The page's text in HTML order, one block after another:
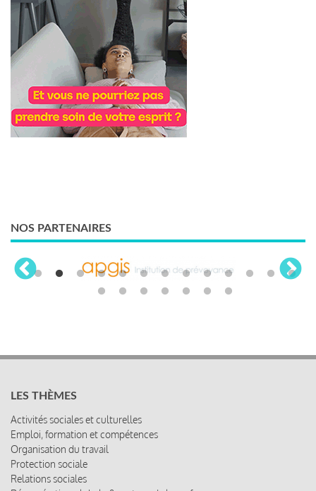
NOS PARTENAIRES
LES THÈMES
Activités sociales et culturelles
Emploi, formation et compétences
Organisation du travail
Protection sociale
Relations sociales